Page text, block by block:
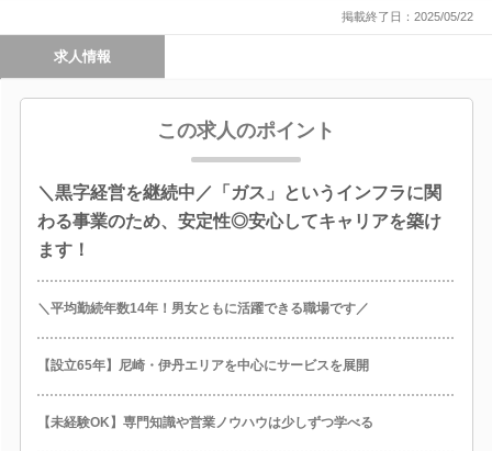
掲載終了日：2025/05/22
求人情報
この求人のポイント
＼黒字経営を継続中／「ガス」というインフラに関
わる事業のため、安定性◎安心してキャリアを築け
ます！
＼平均勤続年数14年！男女ともに活躍できる職場です／
【設立65年】尼崎・伊丹エリアを中心にサービスを展開
【未経験OK】専門知識や営業ノウハウは少しずつ学べる